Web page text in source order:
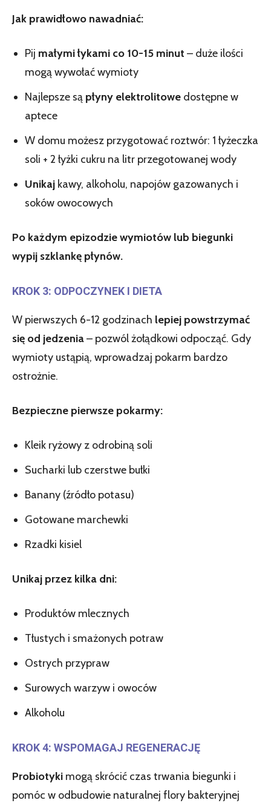
Jak prawidłowo nawadniać:
Pij małymi łykami co 10-15 minut – duże ilości
mogą wywołać wymioty
Najlepsze są płyny elektrolitowe dostępne w
aptece
W domu możesz przygotować roztwór: 1 łyżeczka
soli + 2 łyżki cukru na litr przegotowanej wody
Unikaj kawy, alkoholu, napojów gazowanych i
soków owocowych
Po każdym epizodzie wymiotów lub biegunki
wypij szklankę płynów.
KROK 3: ODPOCZYNEK I DIETA
W pierwszych 6-12 godzinach lepiej powstrzymać
się od jedzenia– pozwól żołądkowi odpocząć. Gdy
wymioty ustąpią, wprowadzaj pokarm bardzo
ostrożnie.
Bezpieczne pierwsze pokarmy:
Kleik ryżowy z odrobiną soli
Sucharki lub czerstwe bułki
Banany (źródło potasu)
Gotowane marchewki
Rzadki kisiel
Unikaj przez kilka dni:
Produktów mlecznych
Tłustych i smażonych potraw
Ostrych przypraw
Surowych warzyw i owoców
Alkoholu
KROK 4: WSPOMAGAJ REGENERACJĘ
Probiotyki mogą skrócić czas trwania biegunki i
pomóc w odbudowie naturalnej flory bakteryjnej